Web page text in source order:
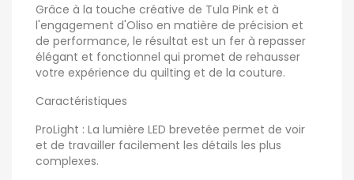
Grâce à la touche créative de Tula Pink et à
l'engagement d'Oliso en matière de précision et
de performance, le résultat est un fer à repasser
élégant et fonctionnel qui promet de rehausser
votre expérience du quilting et de la couture.
Caractéristiques
ProLight : La lumière LED brevetée permet de voir
et de travailler facilement les détails les plus
complexes.